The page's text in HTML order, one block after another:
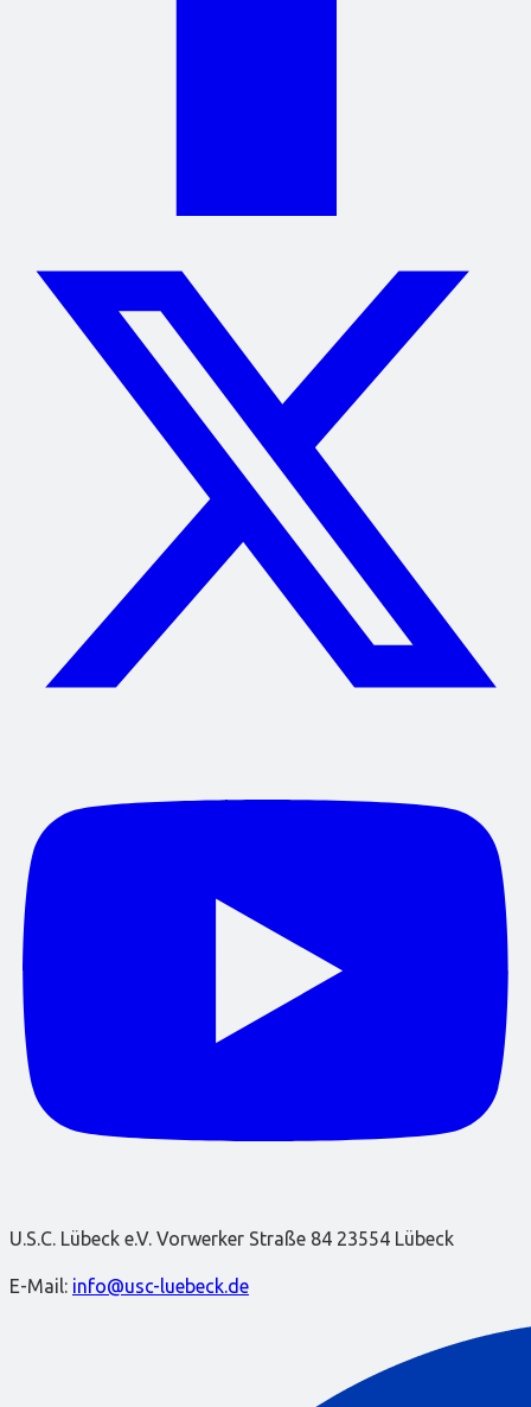
U.S.C. Lübeck e.V. Vorwerker Straße 84 23554 Lübeck
E-Mail: info@usc-luebeck.de